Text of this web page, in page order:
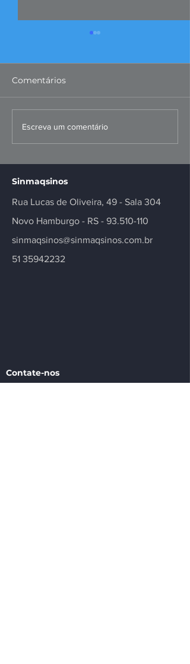
FIERGS: corte da Selic é
positivo, mas
Comentários
Escreva um comentário
Sinmaqsinos
Rua Lucas de Oliveira, 49 - Sala 304
Novo Hamburgo - RS - 93.510-110
sinmaqsinos@sinmaqsinos.com.br
51 35942232
Contate-nos